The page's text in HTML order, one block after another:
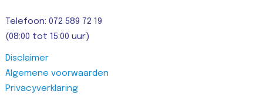
Telefoon: 072 589 72 19
(08:00 tot 15:00 uur)
Disclaimer
Algemene voorwaarden
Privacyverklaring